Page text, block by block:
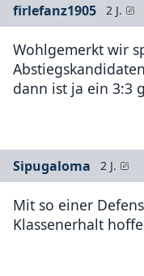
firlefanz1905 2 J.
Wohlgemerkt wir
dann ist ja ein 3:3
Sipugaloma 2 J.
Mit so einer
Klassenerhalt